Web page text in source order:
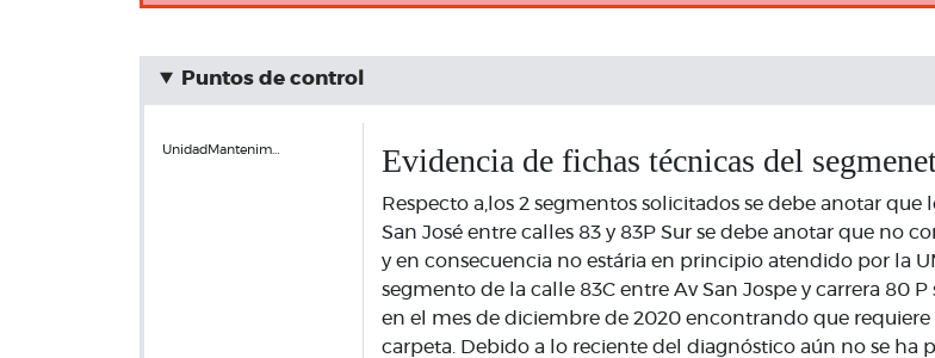
Puntos de control
UnidadMantenim… Evidencia de fichas técnicas del
Respecto a,los 2 segmentos solicitados se debe anotar que
San José entre calles 83 y 83P Sur se debe anotar que no
y en consecuencia no estária en principio atendido por la
segmento de la calle 83C entre Av San Jospe y carrera 80
en el mes de diciembre de 2020 encontrando que
carpeta. Debido a lo reciente del diagnóstico aún no se ha